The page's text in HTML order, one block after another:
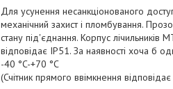
Для усунення несанкціонованого
механічний захист і пломбування.
стану під'єднання. Корпус лічильників
відповідає IP51. За наявності хоча б
-40 °C-+70 °C
(Счітник прямого ввімкнення